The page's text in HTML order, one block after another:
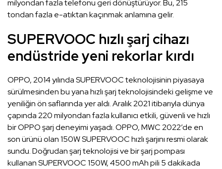
milyondan fazla telefonu geri dönüştürüyor. Bu, 215
tondan fazla e-atıktan kaçınmak anlamına gelir.
SUPERVOOC hızlı şarj cihazı
endüstride yeni rekorlar kırdı
OPPO, 2014 yılında SUPERVOOC teknolojisinin piyasaya
sürülmesinden bu yana hızlı şarj teknolojisindeki gelişme ve
yeniliğin ön saflarında yer aldı. Aralık 2021 itibarıyla dünya
çapında 220 milyondan fazla kullanıcı etkili, güvenli ve hızlı
bir OPPO şarj deneyimi yaşadı. OPPO, MWC 2022’de en
son ürünü olan 150W SUPERVOOC hızlı şarjını resmi olarak
sundu. Doğrudan şarj teknolojisi ve bir şarj pompası
kullanan SUPERVOOC 150W, 4500 mAh pili 5 dakikada